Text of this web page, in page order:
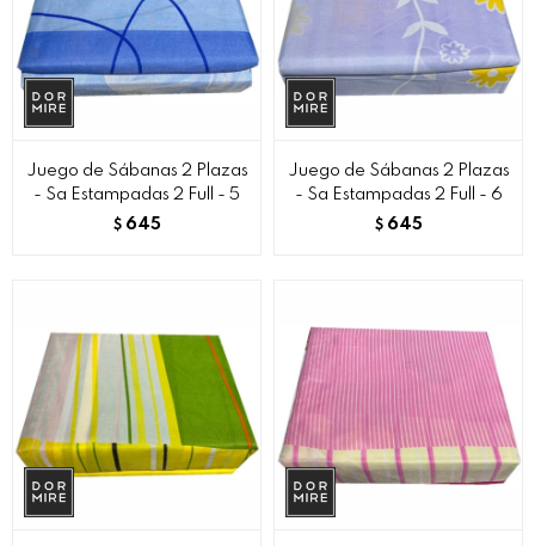
Juego de Sábanas 2 Plazas
- Sa Estampadas 2 Full - 5
$ 645
Juego de Sábanas 2 Plazas
- Sa Estampadas 2 Full - 6
$ 645